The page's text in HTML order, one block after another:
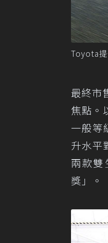
Toyota
最終市
焦點。
一般等
升水平
兩款雙
獎」。